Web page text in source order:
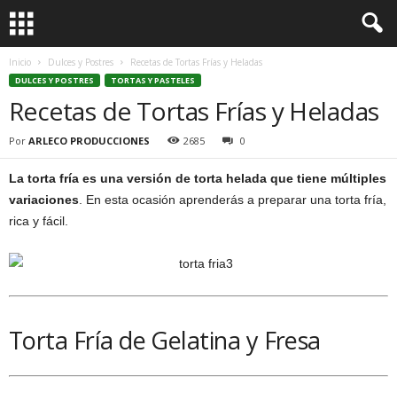
Inicio Dulces y Postres Recetas de Tortas Frías y Heladas
DULCES Y POSTRES TORTAS Y PASTELES
Recetas de Tortas Frías y Heladas
Por ARLECO PRODUCCIONES 2685 0
La torta fría es una versión de torta helada que tiene múltiples
variaciones . En esta ocasión aprenderás a preparar una torta fría,
rica y fácil.
Torta Fría de Gelatina y Fresa